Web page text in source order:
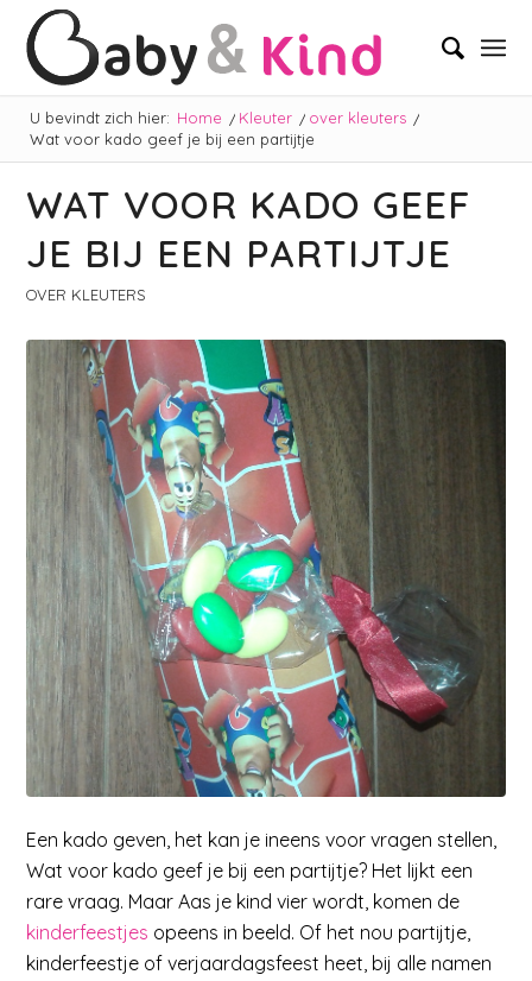
U bevindt zich hier: Home / Kleuter / over kleuters /
Wat voor kado geef je bij een partijtje
WAT VOOR KADO GEEF
JE BIJ EEN PARTIJTJE
OVER KLEUTERS
Een kado geven, het kan je ineens voor vragen stellen,
Wat voor kado geef je bij een partijtje? Het lijkt een
rare vraag. Maar Aas je kind vier wordt, komen de
kinderfeestjes opeens in beeld. Of het nou partijtje,
kinderfeestje of verjaardagsfeest heet, bij alle namen